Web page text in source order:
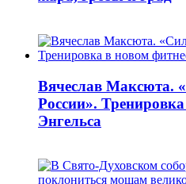
Вячеслав Максюта.
России».
Энгельса